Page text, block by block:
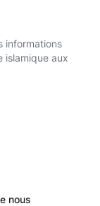
informations
islamique aux
nous